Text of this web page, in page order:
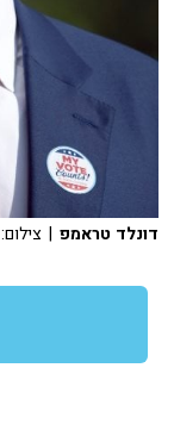
דונלד טראמפ | צילום: Joe Raedle_Getty Images